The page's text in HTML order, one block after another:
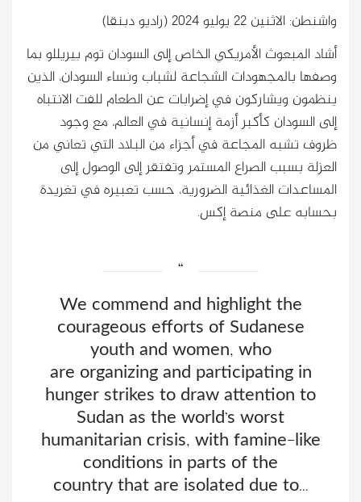
واشنطن: الاثنين ٢٢ يوليو ٢٠٢٤ (راديو دبنقا)
أشاد المبعوث الأمريكي الخاص إلى السودان توم بيريللو بما
وصفها بالمجهودات الشجاعة لشباب ونساء السودان، الذين
ينظمون ويشاركون في إضرابات عن الطعام للفت الانتباه
إلى السودان كأكبر أزمة إنسانية في العالم، مع وجود
ظروف تشبه المجاعة في أجزاء من البلاد التي تعاني من
العزلة بسبب الصراع المستمر وتفتقر إلى الوصول إلى
المساعدات الغذائية الضرورية، حسب تعبيره في تغريدة
بحسابه على منصة إكس.
We commend and highlight the
courageous efforts of Sudanese
youth and women, who
are organizing and participating in
hunger strikes to draw attention to
Sudan as the world’s worst
humanitarian crisis, with famine-like
conditions in parts of the
country that are isolated due to…